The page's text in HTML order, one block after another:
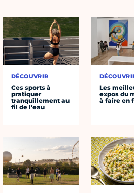
DÉCOUVRIR
Ces sports à
pratiquer
tranquillement au
fil de l’eau
Les
expos du
à faire en